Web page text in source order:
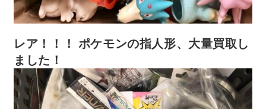
レア！！！ ポケモンの指人形、大量買取し
ました！